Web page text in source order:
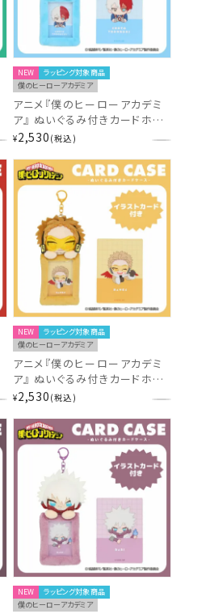
NEW
ラッピング対象商品
僕のヒーローアカデミア
アニメ『僕のヒーローアカデミ
ア』 ぬいぐるみ付きカードホル
ダー ＜ 轟焦凍 ＞ MH30498
¥2,530 税込
NEW
ラッピング対象商品
僕のヒーローアカデミア
アニメ『僕のヒーローアカデミ
ア』 ぬいぐるみ付きカードホル
ダー ＜ ホークス ＞ MH30517
¥2,530 税込
NEW
ラッピング対象商品
僕のヒーローアカデミア